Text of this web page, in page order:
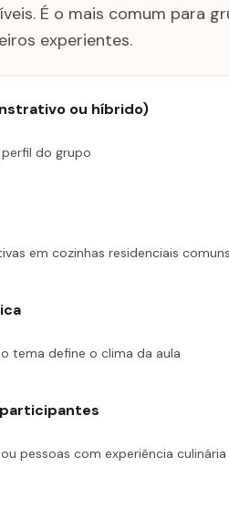
É o mais comum para
experientes.
ou híbrido)
do grupo
em cozinhas residenciais comuns
tema define o clima da aula
pessoas com experiência culinária